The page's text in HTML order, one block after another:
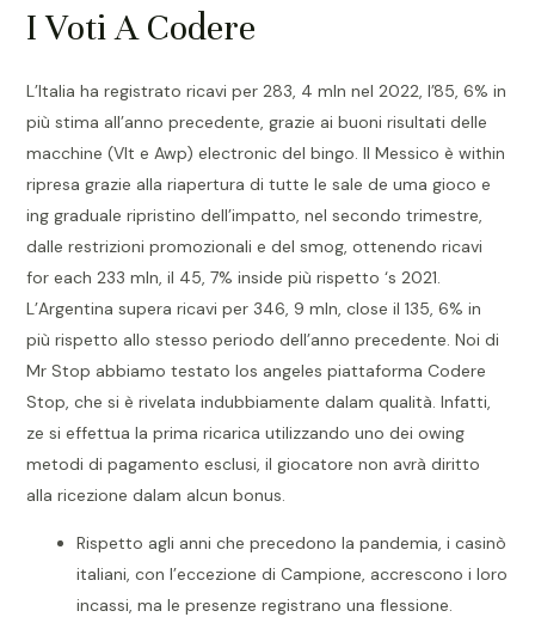
I Voti A Codere
L’Italia ha registrato ricavi per 283, 4 mln nel 2022, l’85, 6% in
più stima all’anno precedente, grazie ai buoni risultati delle
macchine (Vlt e Awp) electronic del bingo. Il Messico è within
ripresa grazie alla riapertura di tutte le sale de uma gioco e
ing graduale ripristino dell’impatto, nel secondo trimestre,
dalle restrizioni promozionali e del smog, ottenendo ricavi
for each 233 mln, il 45, 7% inside più rispetto ‘s 2021.
L’Argentina supera ricavi per 346, 9 mln, close il 135, 6% in
più rispetto allo stesso periodo dell’anno precedente. Noi di
Mr Stop abbiamo testato los angeles piattaforma Codere
Stop, che si è rivelata indubbiamente dalam qualità. Infatti,
ze si effettua la prima ricarica utilizzando uno dei owing
metodi di pagamento esclusi, il giocatore non avrà diritto
alla ricezione dalam alcun bonus.
Rispetto agli anni che precedono la pandemia, i casinò
italiani, con l’eccezione di Campione, accrescono i loro
incassi, ma le presenze registrano una flessione.